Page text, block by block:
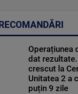
RECOMANDĂRI
Operațiunea
dat
crescut la
Unitatea 2 a
puțin 9 zile